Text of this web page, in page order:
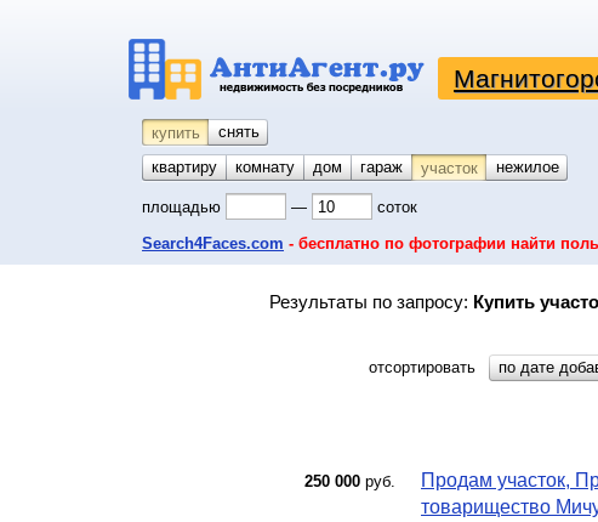
купить снять
квартиру
комнату койко-место
дом гараж участок нежилое
площадью — соток
Search4Faces.com - бесплатно по фотографии найти
Результаты по запросу: Купить
отсортировать по дате
250 000 руб.
Продам участок,
товарищество